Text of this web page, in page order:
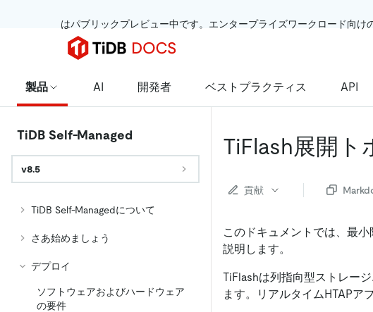
はパブリックプレビュー中です。エンタープライズワークロード向
製品 AI 開発者 ベストプラクティス API
TiDB Self-Managed
v8.5
TiDB Self-Managedについて
さあ始めましょう
デプロイ
ソフトウェアおよびハードウェア
の要件
TiFlash展開ト
貢献
このドキュメントでは、最
説明します。
TiFlashは列指向型ストレー
ます。リアルタイムHTAPア